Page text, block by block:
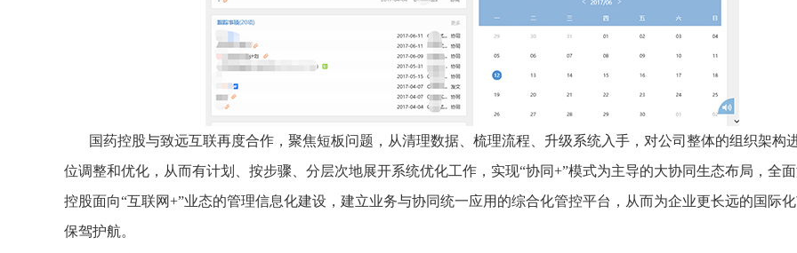
国药控股与致远互联再度合作，聚焦短板问题，从清理数据、梳理流程、升级系统入手，对公司整体的组织架构
位调整和优化，从而有计划、按步骤、分层次地展开系统优化工作，实现“协同+”模式为主导的大协同生态布局，全
控股面向“互联网+”业态的管理信息化建设，建立业务与协同统一应用的综合化管控平台，从而为企业更长远的国际
保驾护航。